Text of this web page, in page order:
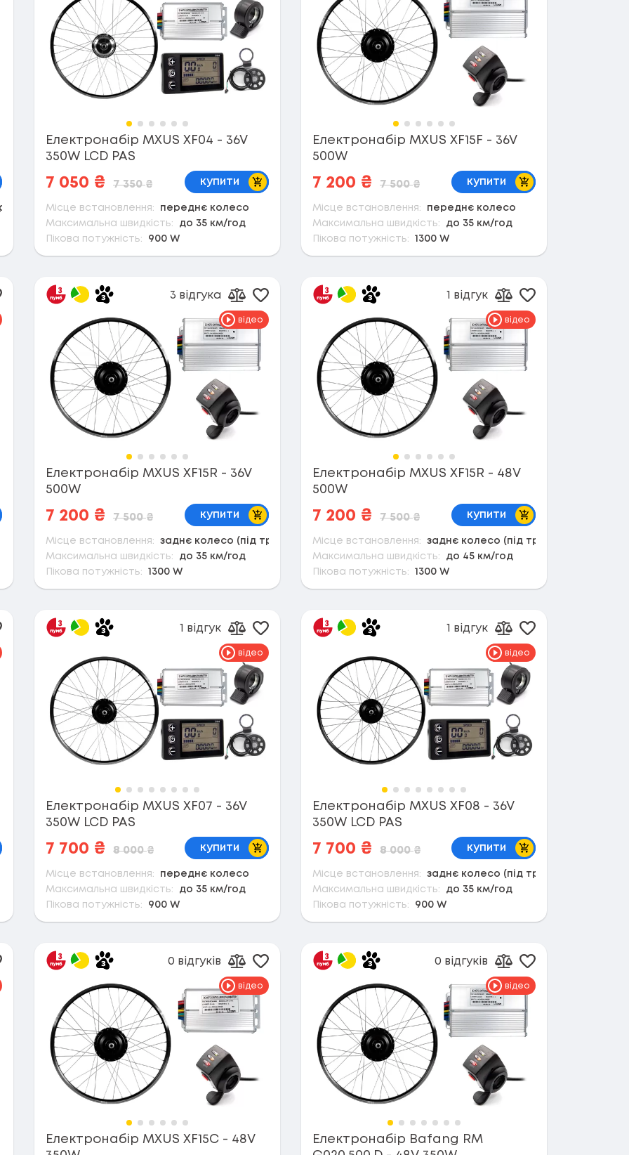
Електронабір MXUS XF04 - 36V
350W LCD PAS
7 050 ₴ 7 350₴ купити В кошик
Місце встановлення:
переднє колесо
Максимальна швидкість:
до 35 км/год
Пікова потужність:
900 W
Електронабір MXUS XF15F - 36V
500W
7 200 ₴ 7 500₴ купити В кошик
Місце встановлення:
переднє колесо
Максимальна швидкість:
до 35 км/год
Пікова потужність:
1300 W
до порівняння
в обране
Електронабір MXUS XF15R - 36V
500W
7 200 ₴ 7 500₴
відео
купити В кошик
3 відгука
Додати до порівняння
Додати в обране
Місце встановлення:
заднє колесо (під тріскачку)
Максимальна швидкість:
до 35 км/год
Пікова потужність:
1300 W
Електронабір MXUS XF15R - 48V
500W
7 200 ₴ 7 500₴
відео
купити В кошик
1 відгук
Додати до
Додати в
Місце встановлення:
заднє колесо (під тріскачку)
Максимальна швидкість:
до 45 км/год
Пікова потужність:
1300 W
до порівняння
в обране
Електронабір MXUS XF07 - 36V
350W LCD PAS
7 700 ₴ 8 000₴
відео
купити В кошик
1 відгук
Додати до порівняння
Додати в обране
Місце встановлення:
переднє колесо
Максимальна швидкість:
до 35 км/год
Пікова потужність:
900 W
Електронабір MXUS XF08 - 36V
350W LCD PAS
7 700 ₴ 8 000₴
відео
купити В кошик
1 відгук
Додати до
Додати в
Місце встановлення:
заднє колесо (під тріскачку)
Максимальна швидкість:
до 35 км/год
Пікова потужність:
900 W
до порівняння
в обране
Електронабір MXUS XF15C - 48V
відео
0 відгуків
Додати до порівняння
Додати в обране
Електронабір Bafang RM
відео
0 відгуків
Додати до
Додати в